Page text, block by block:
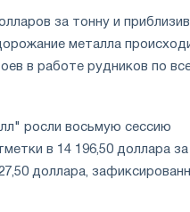
за тонну и
металла
в работе рудников по
росли восьмую сессию
в 14 196,50 доллара за
доллара,